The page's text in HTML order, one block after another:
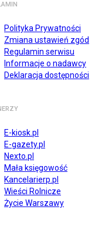
Polityka Prywatności
Zmiana ustawień zgód
Regulamin serwisu
Informacje o nadawcy
Deklaracja dostępności
E-kiosk.pl
E-gazety.pl
Nexto.pl
Mała księgowość
Kancelarierp.pl
Wieści Rolnicze
Życie Warszawy